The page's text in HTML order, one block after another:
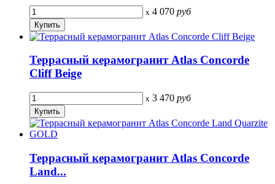
x 4 070 руб
Террасный керамогранит Atlas Concorde
Cliff Beige
x 3 470 руб
Террасный керамогранит Atlas Concorde
Land...